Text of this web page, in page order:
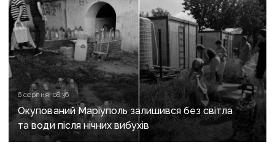
6 серпня, 08:36
Окупований Маріуполь залишився без світла
та води після нічних вибухів